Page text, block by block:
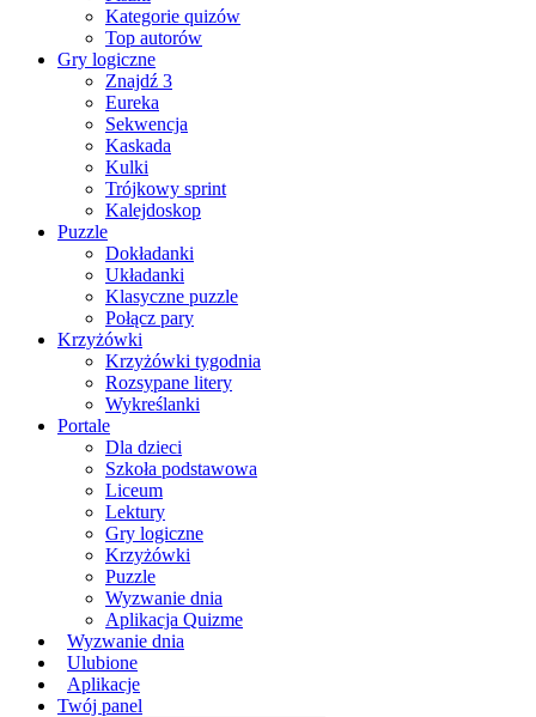
Kategorie quizów
Top autorów
Gry logiczne
Znajdź 3
Eureka
Sekwencja
Kaskada
Kulki
Trójkowy sprint
Kalejdoskop
Puzzle
Dokładanki
Układanki
Klasyczne puzzle
Połącz pary
Krzyżówki
Krzyżówki tygodnia
Rozsypane litery
Wykreślanki
Portale
Dla dzieci
Szkoła podstawowa
Liceum
Lektury
Gry logiczne
Krzyżówki
Puzzle
Wyzwanie dnia
Aplikacja Quizme
Wyzwanie dnia
Ulubione
Aplikacje
Twój panel